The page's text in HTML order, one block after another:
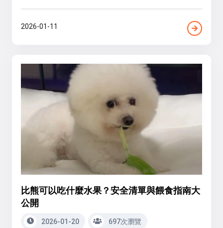
2026-01-11
比熊可以吃什麼水果？安全清單與餵食指南大
公開
2026-01-20 697次瀏覽